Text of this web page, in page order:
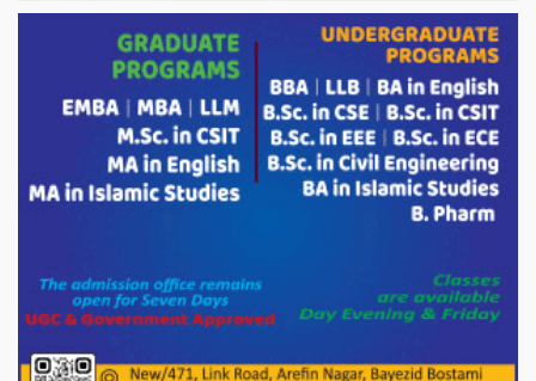
ড্যাবের ৩৭তম প্রতিষ্ঠাবার্ষিকীতে প্রধানমন্ত্রী
তারেক রহমান।
চন্দনাইশের হাশিমপুর ৪ নং ওয়ার্ডে ৫’শতাধিক
হতদরিদ্র পরিবারের মাঝে খাদ্যসামগ্রী বিতরণ
করেন মনজুর মোরশেদ
পরিবেশ রক্ষায় পাটগ্রামে ইহসান ইয়ুথ
মিরপুর-১১ নম্বরে দুর্বৃত্তদের গুলিতে বিএনপি
নেতা গুরুতর আহত